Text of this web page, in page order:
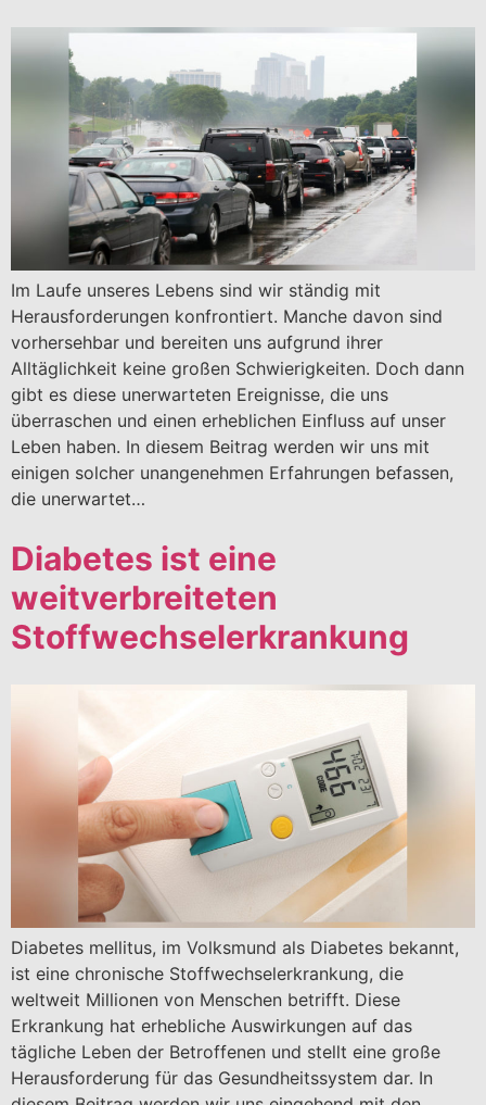
Im Laufe unseres Lebens sind wir ständig mit
Herausforderungen konfrontiert. Manche davon sind
vorhersehbar und bereiten uns aufgrund ihrer
Alltäglichkeit keine großen Schwierigkeiten. Doch dann
gibt es diese unerwarteten Ereignisse, die uns
überraschen und einen erheblichen Einfluss auf unser
Leben haben. In diesem Beitrag werden wir uns mit
einigen solcher unangenehmen Erfahrungen befassen,
die unerwartet…
Diabetes ist eine
weitverbreiteten
Stoffwechselerkrankung
Diabetes mellitus, im Volksmund als Diabetes bekannt,
ist eine chronische Stoffwechselerkrankung, die
weltweit Millionen von Menschen betrifft. Diese
Erkrankung hat erhebliche Auswirkungen auf das
tägliche Leben der Betroffenen und stellt eine große
Herausforderung für das Gesundheitssystem dar. In